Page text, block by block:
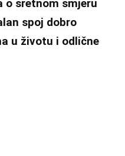
o sretnom smjeru
spoj dobro
u životu i odlične